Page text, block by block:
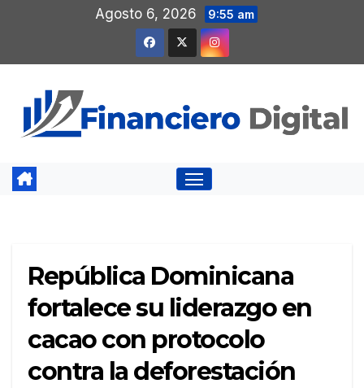
contenido
Agosto 6, 2026 9:55 am
República Dominicana
fortalece su liderazgo en
cacao con protocolo
contra la deforestación